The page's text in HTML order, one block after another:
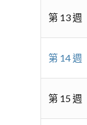
第 13 週
第 14 週
第 15 週